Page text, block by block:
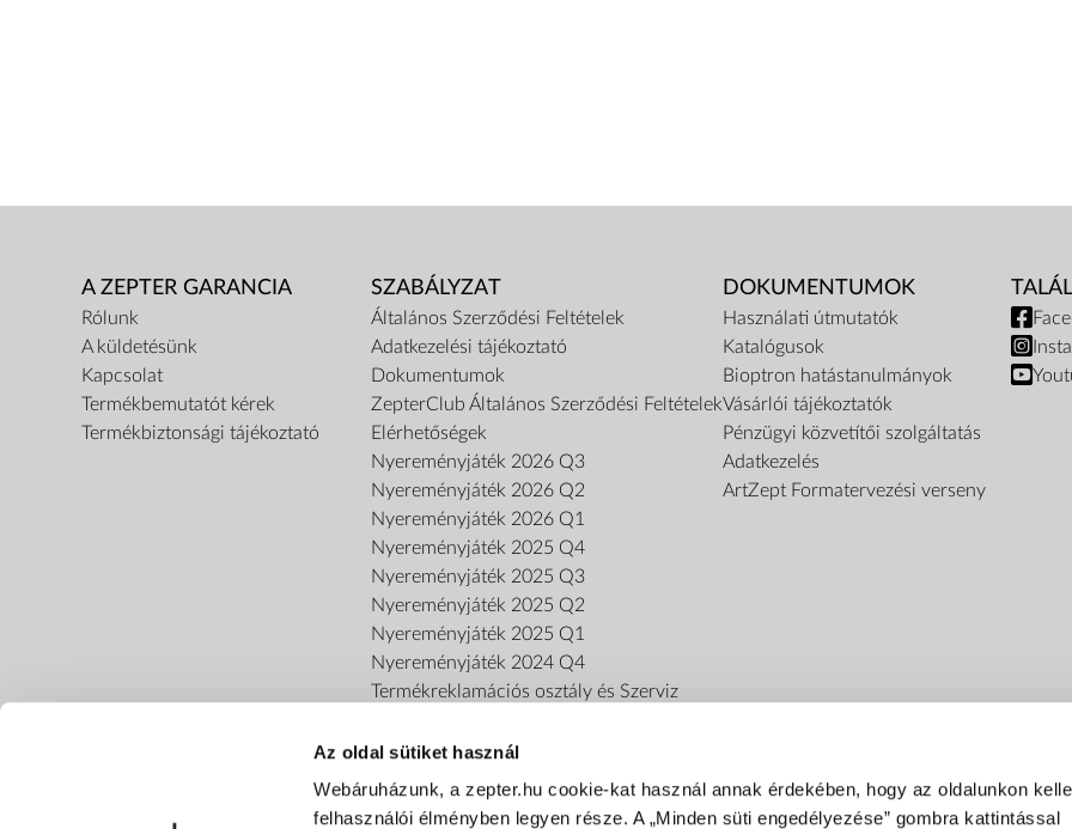
Az oldal sütiket használ
Webáruházunk, a zepter.hu cookie-kat használ annak érdekében, hogy az oldalunkon
felhasználói élményben legyen része. A „Minden süti engedélyezése” gombra kattintással
A ZEPTER GARANCIA
Rólunk
A küldetésünk
Kapcsolat
Termékbemutatót kérek
Termékbiztonsági tájékoztató
SZABÁLYZAT
Általános Szerződési Feltételek
Adatkezelési tájékoztató
Dokumentumok
ZepterClub Általános Szerződési Feltételek
Elérhetőségek
Nyereményjáték 2026 Q3
Nyereményjáték 2026 Q2
Nyereményjáték 2026 Q1
Nyereményjáték 2025 Q4
Nyereményjáték 2025 Q3
Nyereményjáték 2025 Q2
Nyereményjáték 2025 Q1
Nyereményjáték 2024 Q4
Termékreklamációs osztály és Szerviz
DOKUMENTUMOK
Használati útmutatók
Katalógusok
Bioptron hatástanulmányok
Vásárlói tájékoztatók
Pénzügyi közvetítői szolgáltatás
Adatkezelés
ArtZept Formatervezési verseny